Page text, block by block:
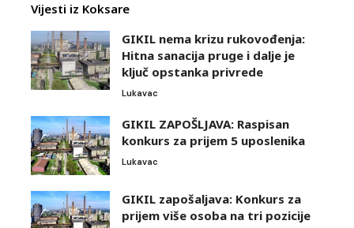
Vijesti iz Koksare
GIKIL nema krizu rukovođenja:
Hitna sanacija pruge i dalje je
ključ opstanka privrede
Lukavac
GIKIL ZAPOŠLJAVA: Raspisan
konkurs za prijem 5 uposlenika
Lukavac
GIKIL zapošaljava: Konkurs za
prijem više osoba na tri pozicije